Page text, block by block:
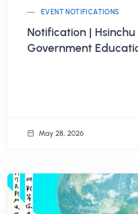
EVENT NOTIFICATIONS
Notification |
Government
May 28, 2026